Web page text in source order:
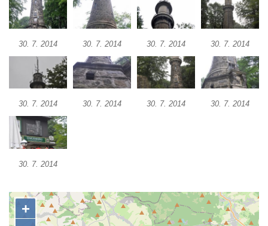
Vyhlídka Terezínka
Rozhledna Vrchbělá
Vyhlídka Triangl u Markvartic
Masarykova věž samostatnosti
Rozhledna Janov
Rozhledna Na Čihadle
Střekovská vyhlídka
Víťova rozhledna
Vyhlídková věž Dneboh
30. 7. 2014 30. 7. 2014 30. 7. 2014 30. 7. 2014
30. 7. 2014 30. 7. 2014 30. 7. 2014 30. 7. 2014
30. 7. 2014